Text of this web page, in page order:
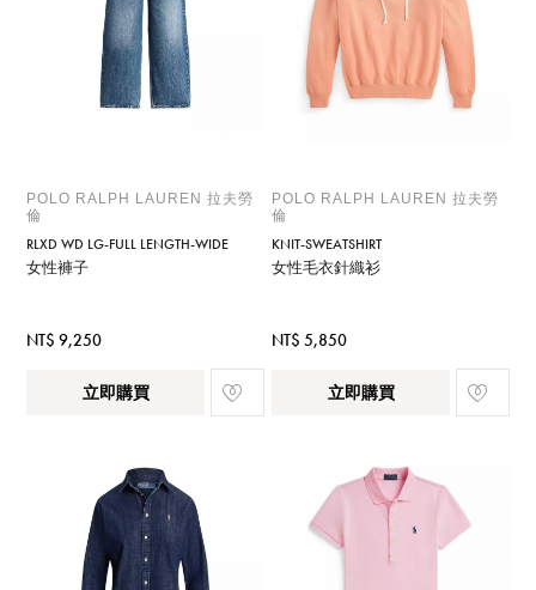
POLO RALPH LAUREN 拉夫勞
倫
RLXD WD LG-FULL LENGTH-WIDE
女性褲子
NT$ 9,250
立即購買
POLO RALPH LAUREN 拉夫勞
倫
KNIT-SWEATSHIRT
女性毛衣針織衫
NT$ 5,850
立即購買